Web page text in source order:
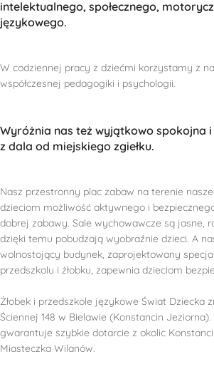
intelektualnego, społecznego,
językowego.
W codziennej pracy z dziećmi korzystamy z
współczesnej pedagogiki i psychologii.
Wyróżnia nas też wyjątkowo spokojna
z dala od miejskiego zgiełku.
Nasz przestronny plac zabaw na terenie
dzieciom możliwość aktywnego i
dobrej zabawy. Sale wychowawcze są jasne,
dzięki temu pobudzają wyobraźnie dzieci. A
wolnostojący budynek, zaprojektowany
przedszkolu i żłobku, zapewnia dzieciom
Żłobek i przedszkole językowe Świat Dziecka
Ściennej 148 w Bielawie (Konstancin
gwarantuje szybkie dotarcie z okolic
Miasteczka Wilanów.